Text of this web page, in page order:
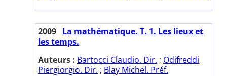
2009 La mathématique. T. 1. Les lieux et
les temps.
Auteurs : Bartocci Claudio. Dir. ; Odifreddi
Piergiorgio. Dir. ; Blay Michel. Préf.